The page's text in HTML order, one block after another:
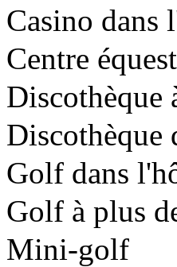
Casino dans
Centre
Discothèque
Discothèque
Golf dans
Golf à plus
Mini-golf